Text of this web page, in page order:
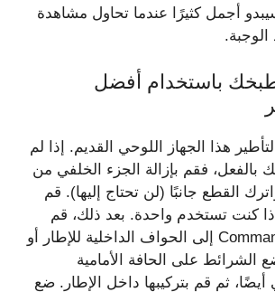
أجمل كثيرًا عندما تحاول مشاهدة
باستخدام أفضل
هذا الجهاز اللوحي القديم. إذا لم
فقم بإزالة الجزء الخلفي من
القطع جانبًا (لن تحتاج إليها). قم
كنت تستخدم واحدة. بعد ذلك، قم
بإضافة Command Strips إلى الحواف الداخلية للإطار أو
على الحافة الأمامية
أيضًا، ثم قم بتركيبها داخل الإطار. ضع